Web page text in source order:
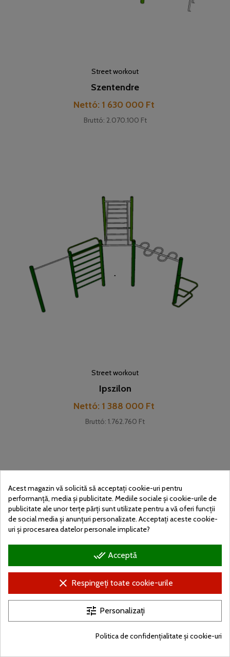
Street workout
Szentendre
Pret
Nettó: 1 630 000 Ft
Bruttó: 2.070.100 Ft
Street workout
Ipszilon
Pret
Nettó: 1 388 000 Ft
Bruttó: 1.762.760 Ft
Acest magazin vă solicită să acceptați cookie-uri pentru
performanță, media și publicitate. Mediile sociale și cookie-urile de
publicitate ale unor terțe părți sunt utilizate pentru a vă oferi funcții
de social media și anunțuri personalizate. Acceptați aceste cookie-
uri și procesarea datelor personale implicate?
done_all Acceptă
clear Respingeți toate cookie-urile
tune Personalizați
Politica de confidențialitate și cookie-uri